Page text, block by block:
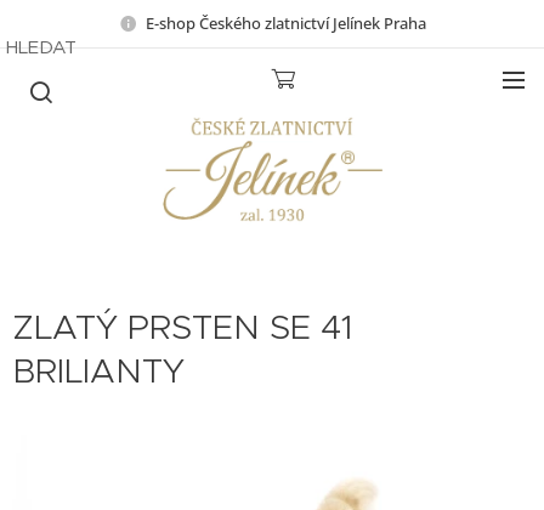
E-shop Českého zlatnictví Jelínek Praha
HLEDAT
ZLATÝ PRSTEN SE 41
BRILIANTY